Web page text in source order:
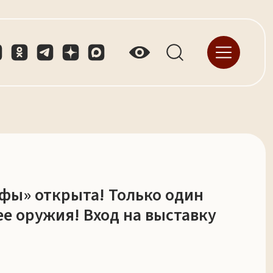
открыта! Только один
оружия! Вход на выставку